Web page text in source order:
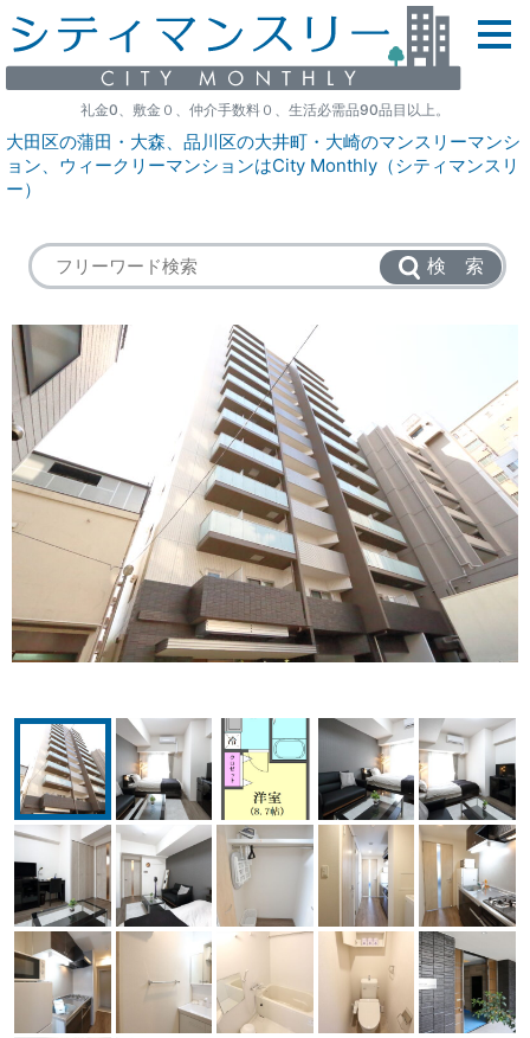
礼金0、敷金０、仲介手数料０、生活必需品90品目以上。
大田区の蒲田・大森、品川区の大井町・大崎のマンスリーマンシ
ョン、ウィークリーマンションはCity Monthly（シティマンスリ
ー）
検 索